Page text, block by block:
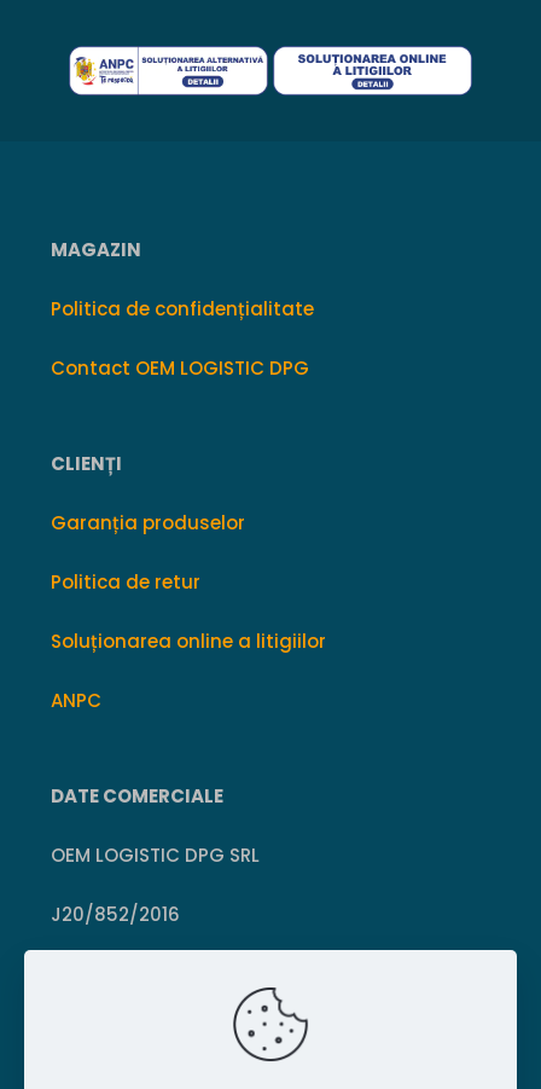
MAGAZIN
Politica de confidențialitate
Contact OEM LOGISTIC DPG
CLIENȚI
Garanția produselor
Politica de retur
Soluționarea online a litigiilor
ANPC
DATE COMERCIALE
OEM LOGISTIC DPG SRL
J20/852/2016
Crișcior, Hunedoara